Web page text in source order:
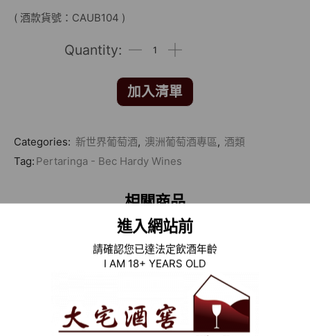
進入網站前
請確認您已達法定飲酒年齡
I AM 18+ YEARS OLD
( 酒款貨號：CAUB104 )
加入清單
Categories: 新世界葡萄酒, 澳洲葡萄酒專區, 酒類
Tag: Pertaringa - Bec Hardy Wines
相關商品